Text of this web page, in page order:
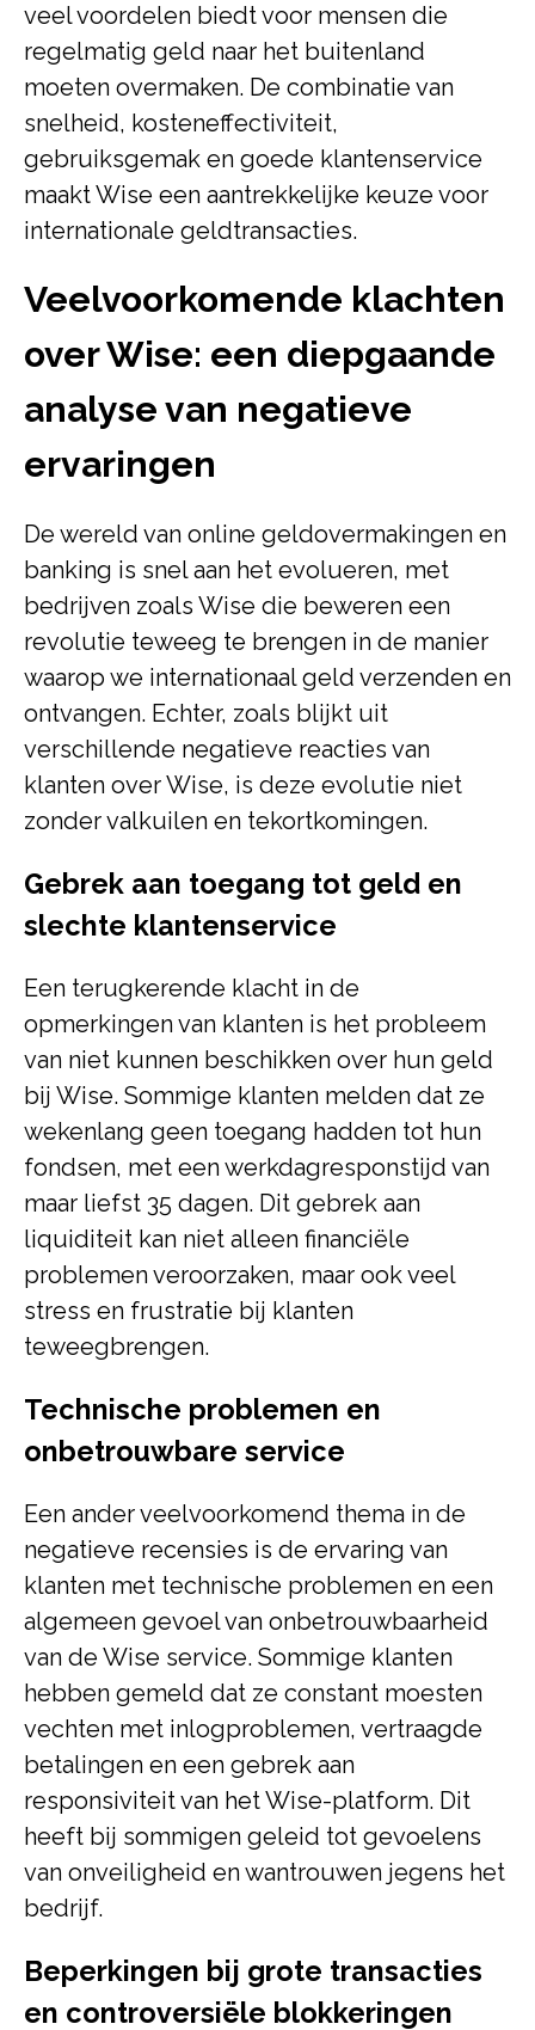
veel voordelen biedt voor mensen die
regelmatig geld naar het buitenland
moeten overmaken. De combinatie van
snelheid, kosteneffectiviteit,
gebruiksgemak en goede klantenservice
maakt Wise een aantrekkelijke keuze voor
internationale geldtransacties.
Veelvoorkomende klachten
over Wise: een diepgaande
analyse van negatieve
ervaringen
De wereld van online geldovermakingen en
banking is snel aan het evolueren, met
bedrijven zoals Wise die beweren een
revolutie teweeg te brengen in de manier
waarop we internationaal geld verzenden en
ontvangen. Echter, zoals blijkt uit
verschillende negatieve reacties van
klanten over Wise, is deze evolutie niet
zonder valkuilen en tekortkomingen.
Gebrek aan toegang tot geld en
slechte klantenservice
Een terugkerende klacht in de
opmerkingen van klanten is het probleem
van niet kunnen beschikken over hun geld
bij Wise. Sommige klanten melden dat ze
wekenlang geen toegang hadden tot hun
fondsen, met een werkdagresponstijd van
maar liefst 35 dagen. Dit gebrek aan
liquiditeit kan niet alleen financiële
problemen veroorzaken, maar ook veel
stress en frustratie bij klanten
teweegbrengen.
Technische problemen en
onbetrouwbare service
Een ander veelvoorkomend thema in de
negatieve recensies is de ervaring van
klanten met technische problemen en een
algemeen gevoel van onbetrouwbaarheid
van de Wise service. Sommige klanten
hebben gemeld dat ze constant moesten
vechten met inlogproblemen, vertraagde
betalingen en een gebrek aan
responsiviteit van het Wise-platform. Dit
heeft bij sommigen geleid tot gevoelens
van onveiligheid en wantrouwen jegens het
bedrijf.
Beperkingen bij grote transacties
en controversiële blokkeringen